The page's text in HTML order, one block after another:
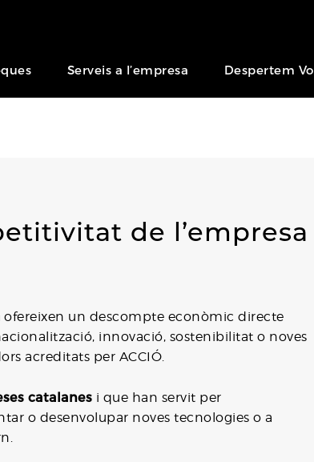
Serveis a l’empresa Despertem
de l’empresa
ofereixen un descompte econòmic directe
innovació, sostenibilitat o noves
acreditats per ACCIÓ.
catalanes i que han servit per
o desenvolupar noves tecnologies o a